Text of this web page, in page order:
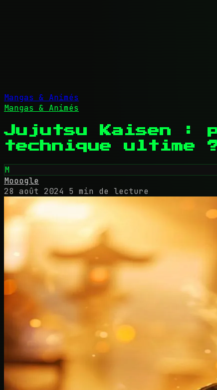
Mangas & Animés
Mangas & Animés
Jujutsu Kaisen :
technique ultime
M
Mooogle
28 août 2024 5 min de lecture